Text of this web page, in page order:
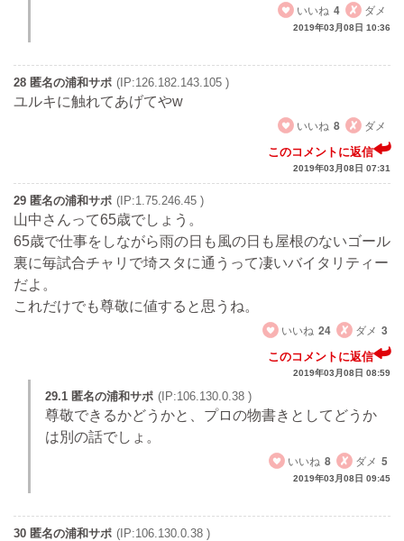
いいね 4 ダメ
2019年03月08日 10:36
28 匿名の浦和サポ (IP:126.182.143.105 )
ユルキに触れてあげてやw
いいね 8 ダメ
このコメントに返信
2019年03月08日 07:31
29 匿名の浦和サポ (IP:1.75.246.45 )
山中さんって65歳でしょう。
65歳で仕事をしながら雨の日も風の日も屋根のないゴール
裏に毎試合チャリで埼スタに通うって凄いバイタリティー
だよ。
これだけでも尊敬に値すると思うね。
いいね 24 ダメ 3
このコメントに返信
2019年03月08日 08:59
29.1 匿名の浦和サポ (IP:106.130.0.38 )
尊敬できるかどうかと、プロの物書きとしてどうか
は別の話でしょ。
いいね 8 ダメ 5
2019年03月08日 09:45
30 匿名の浦和サポ (IP:106.130.0.38 )